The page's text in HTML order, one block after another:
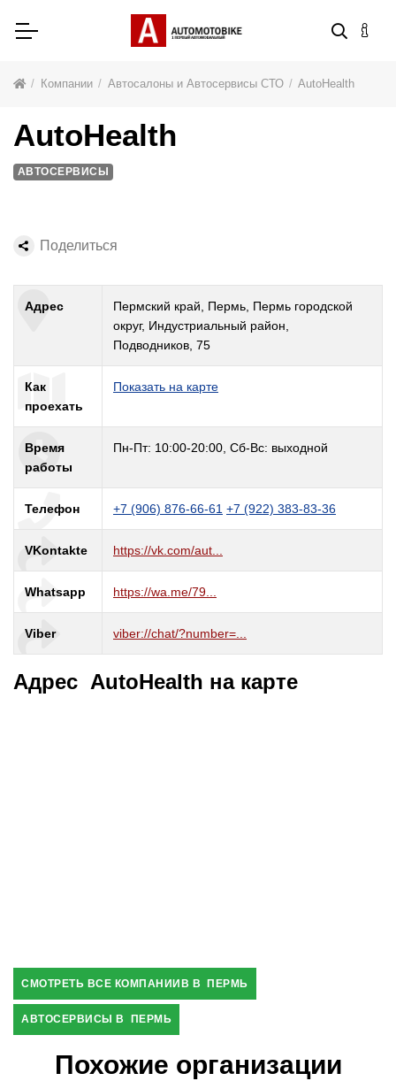
Компании Автосалоны и Автосервисы СТО AutoHealth
Адрес
Пермский край, Пермь, Пермь городской
округ, Индустриальный район,
Подводников, 75
Как
проехать
Показать на карте
Время
работы
Пн-Пт: 10:00-20:00, Сб-Вс: выходной
Телефон +7 (906) 876-66-61 +7 (922) 383-83-36
VKontakte https://vk.com/aut...
Whatsapp https://wa.me/79...
Viber viber://chat/?number=...
Адрес AutoHealth на карте
СМОТРЕТЬ ВСЕ КОМПАНИИВ В ПЕРМЬ
АВТОСЕРВИСЫ В ПЕРМЬ
Похожие организации
AutoHealth
АВТОСЕРВИСЫ
Поделиться